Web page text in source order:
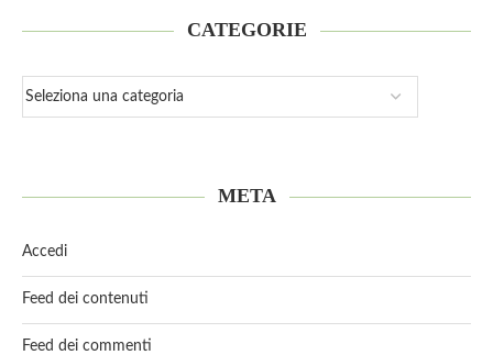
CATEGORIE
META
Accedi
Feed dei contenuti
Feed dei commenti